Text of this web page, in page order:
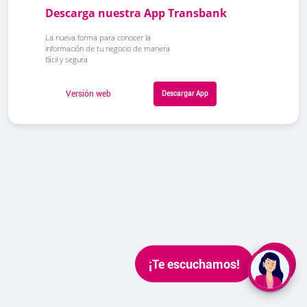
Descarga nuestra App Transbank
La nueva forma para conocer la
información de tu negocio de manera
fácil y segura
Versión web Descargar App
¡Te escuchamos!